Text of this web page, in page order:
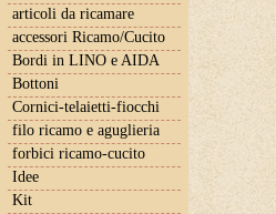
articoli da ricamare
accessori Ricamo/Cucito
Bordi in LINO e AIDA
Bottoni
Cornici-telaietti-fiocchi
filo ricamo e aguglieria
forbici ricamo-cucito
Idee
Kit